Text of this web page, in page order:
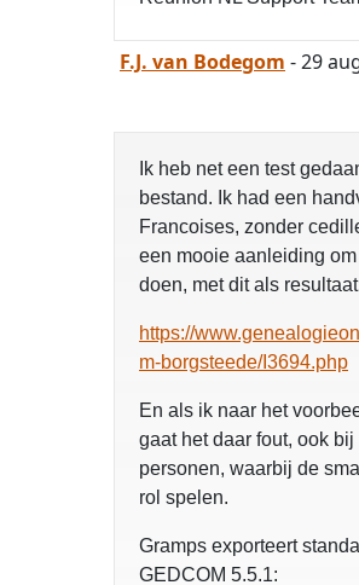
F.J. van Bodegom - 29
Ik heb net een test
bestand. Ik had een
Francoises, zonder
een mooie aanleiding
doen, met dit als
https://
m-borgsteede/I3694.php
En als ik naar het
gaat het daar fout, ook
personen, waarbij de
rol spelen.
Gramps exporteert
GEDCOM 5.5.1: